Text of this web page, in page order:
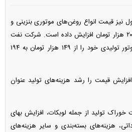
نیز قیمت انواع روغن‌های موتوری بنزینی و
دیزلی را از ۱۶۱ هزار تومان به ۲۰۹ هزار تومان افزایش داده است. شرکت نفت
سپاهان نیز نرخ انواع روغن موتور تولیدی خود را از ۱۴۹ هزار تومان به ۱۹۴
قیمت را رشد هزینه‌های تولید عنوان
خوراک تولید از جمله لوبکات، افزایش بهای
هزینه‌های بسته‌بندی و سایر هزینه‌های